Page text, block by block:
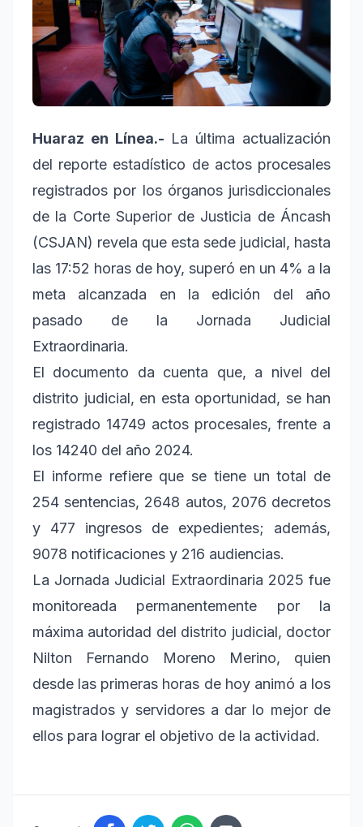
Huaraz en Línea.- La última actualización
del reporte estadístico de actos procesales
registrados por los órganos jurisdiccionales
de la Corte Superior de Justicia de Áncash
(CSJAN) revela que esta sede judicial, hasta
las 17:52 horas de hoy, superó en un 4% a la
meta alcanzada en la edición del año
pasado de la Jornada Judicial
Extraordinaria.
El documento da cuenta que, a nivel del
distrito judicial, en esta oportunidad, se han
registrado 14749 actos procesales, frente a
los 14240 del año 2024.
El informe refiere que se tiene un total de
254 sentencias, 2648 autos, 2076 decretos
y 477 ingresos de expedientes; además,
9078 notificaciones y 216 audiencias.
La Jornada Judicial Extraordinaria 2025 fue
monitoreada permanentemente por la
máxima autoridad del distrito judicial, doctor
Nilton Fernando Moreno Merino, quien
desde las primeras horas de hoy animó a los
magistrados y servidores a dar lo mejor de
ellos para lograr el objetivo de la actividad.